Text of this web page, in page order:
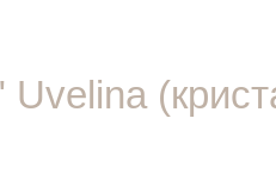
Uvelina